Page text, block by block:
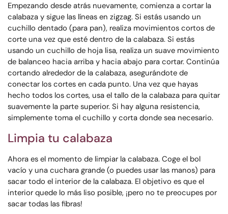
Empezando desde atrás nuevamente, comienza a cortar la
calabaza y sigue las líneas en zigzag. Si estás usando un
cuchillo dentado (para pan), realiza movimientos cortos de
corte una vez que esté dentro de la calabaza. Si estás
usando un cuchillo de hoja lisa, realiza un suave movimiento
de balanceo hacia arriba y hacia abajo para cortar. Continúa
cortando alrededor de la calabaza, asegurándote de
conectar los cortes en cada punto. Una vez que hayas
hecho todos los cortes, usa el tallo de la calabaza para quitar
suavemente la parte superior. Si hay alguna resistencia,
simplemente toma el cuchillo y corta donde sea necesario.
Limpia tu calabaza
Ahora es el momento de limpiar la calabaza. Coge el bol
vacío y una cuchara grande (o puedes usar las manos) para
sacar todo el interior de la calabaza. El objetivo es que el
interior quede lo más liso posible, ¡pero no te preocupes por
sacar todas las fibras!